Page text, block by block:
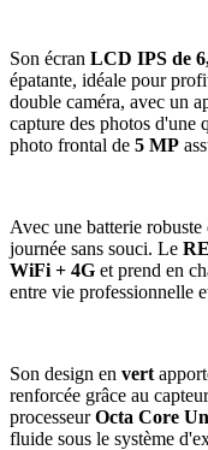
Son écran LCD IPS de
épatante, idéale pour
double caméra, avec un
capture des photos d'une
photo frontal de 5 MP
Avec une batterie robuste
journée sans souci. Le
WiFi + 4G et prend en
entre vie professionnelle
Son design en vert
renforcée grâce au
processeurOcta Core
fluide sous le système